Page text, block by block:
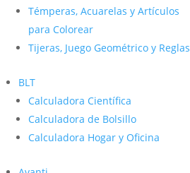
Témperas, Acuarelas y Artículos
para Colorear
Tijeras, Juego Geométrico y Reglas
BLT
Calculadora Científica
Calculadora de Bolsillo
Calculadora Hogar y Oficina